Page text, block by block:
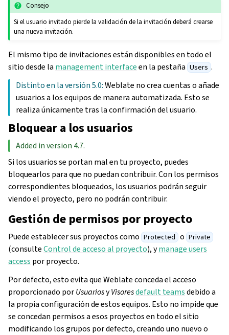
Consejo
Si el usuario invitado pierde la validación de la invitación deberá crearse
una nueva invitación.
El mismo tipo de invitaciones están disponibles en todo el
sitio desde la management interfaceen la pestaña Users .
Distinto en la versión 5.0:Weblate no crea cuentas o añade
usuarios a los equipos de manera automatizada. Esto se
realiza únicamente tras la confirmación del usuario.
Bloquear a los usuarios
Added in version 4.7.
Si los usuarios se portan mal en tu proyecto, puedes
bloquearlos para que no puedan contribuir. Con los permisos
correspondientes bloqueados, los usuarios podrán seguir
viendo el proyecto, pero no podrán contribuir.
Gestión de permisos por proyecto
Puede establecer sus proyectos como Protected o Private
(consulteControl de acceso al proyecto), ymanage users
access por proyecto.
Por defecto, esto evita que Weblate conceda el acceso
proporcionado porUsuariosyVisoresdefault teamsdebido a
la propia configuración de estos equipos. Esto no impide que
se concedan permisos a esos proyectos en todo el sitio
modificando los grupos por defecto, creando uno nuevo o